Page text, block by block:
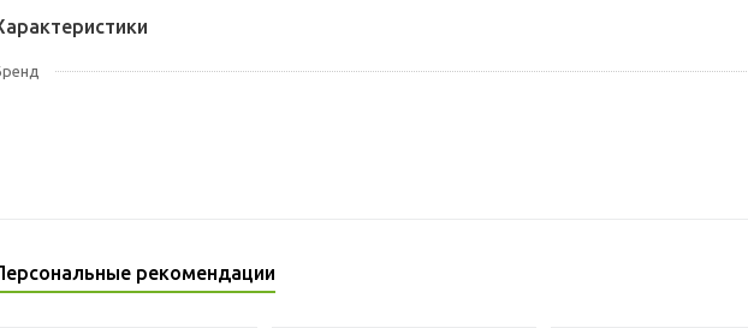
рекомендации